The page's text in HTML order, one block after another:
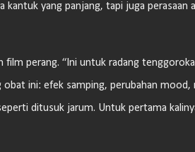
yang panjang, tapi juga perasaan
perang. “Ini untuk radang
obat ini: efek samping, perubahan mood,
ditusuk jarum. Untuk pertama